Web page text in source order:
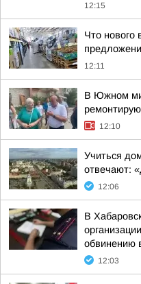
12:15
Что нового
12:11
В Южном
12:10
Учиться
отвечают:
12:06
В
обвинению
12:03